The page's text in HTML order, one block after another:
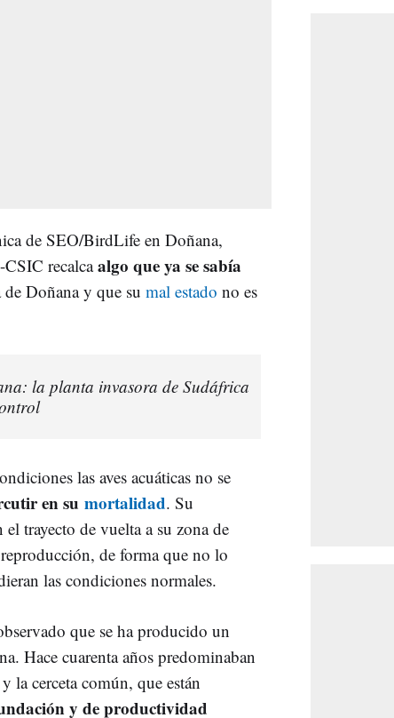
de SEO/BirdLife en Doñana,
recalcaalgo que ya se sabía
Doñana y que su mal estado no es
la planta invasora de Sudáfrica
las aves acuáticas no se
en su mortalidad. Su
trayecto de vuelta a su zona de
de forma que no lo
las condiciones normales.
que se ha producido un
Hace cuarenta años predominaban
la cerceta común, que están
y de productividad